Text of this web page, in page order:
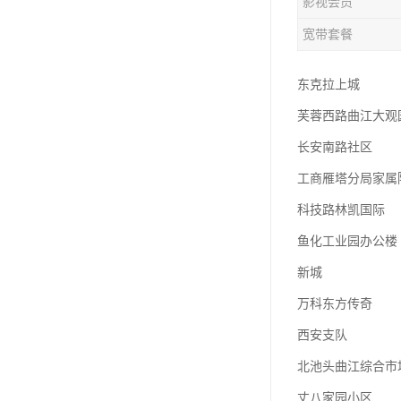
宽带套餐
东克拉上城
芙蓉西路曲江大观
长安南路社区
工商雁塔分局家属
科技路林凯国际
鱼化工业园办公楼
新城
万科东方传奇
西安支队
北池头曲江综合市
丈八家园小区